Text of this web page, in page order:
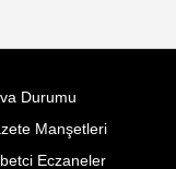
Durumu
Manşetleri
Eczaneler